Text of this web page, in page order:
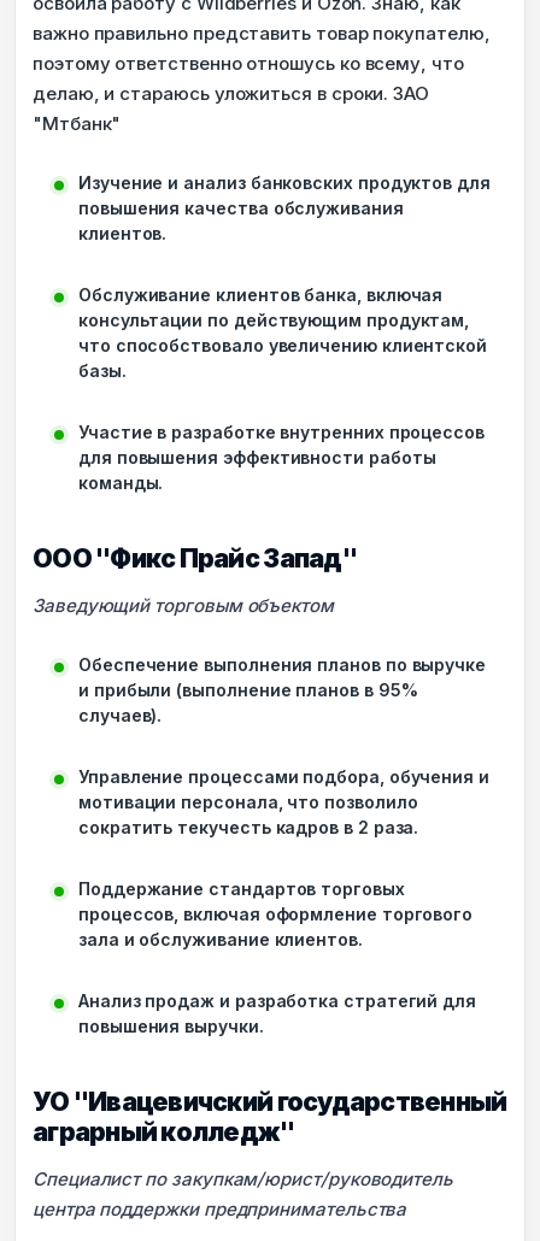
важно правильно представить товар покупателю,
поэтому ответственно отношусь ко всему, что
делаю, и стараюсь уложиться в сроки. ЗАО
"Мтбанк"
Изучение и анализ банковских продуктов для
повышения качества обслуживания
клиентов.
Обслуживание клиентов банка, включая
консультации по действующим продуктам,
что способствовало увеличению клиентской
базы.
Участие в разработке внутренних процессов
для повышения эффективности работы
команды.
ООО "Фикс Прайс Запад"
Заведующий торговым объектом
Обеспечение выполнения планов по выручке
и прибыли (выполнение планов в 95%
случаев).
Управление процессами подбора, обучения и
мотивации персонала, что позволило
сократить текучесть кадров в 2 раза.
Поддержание стандартов торговых
процессов, включая оформление торгового
зала и обслуживание клиентов.
Анализ продаж и разработка стратегий для
повышения выручки.
УО "Ивацевичский государственный
аграрный колледж"
Специалист по закупкам/юрист/руководитель
центра поддержки предпринимательства